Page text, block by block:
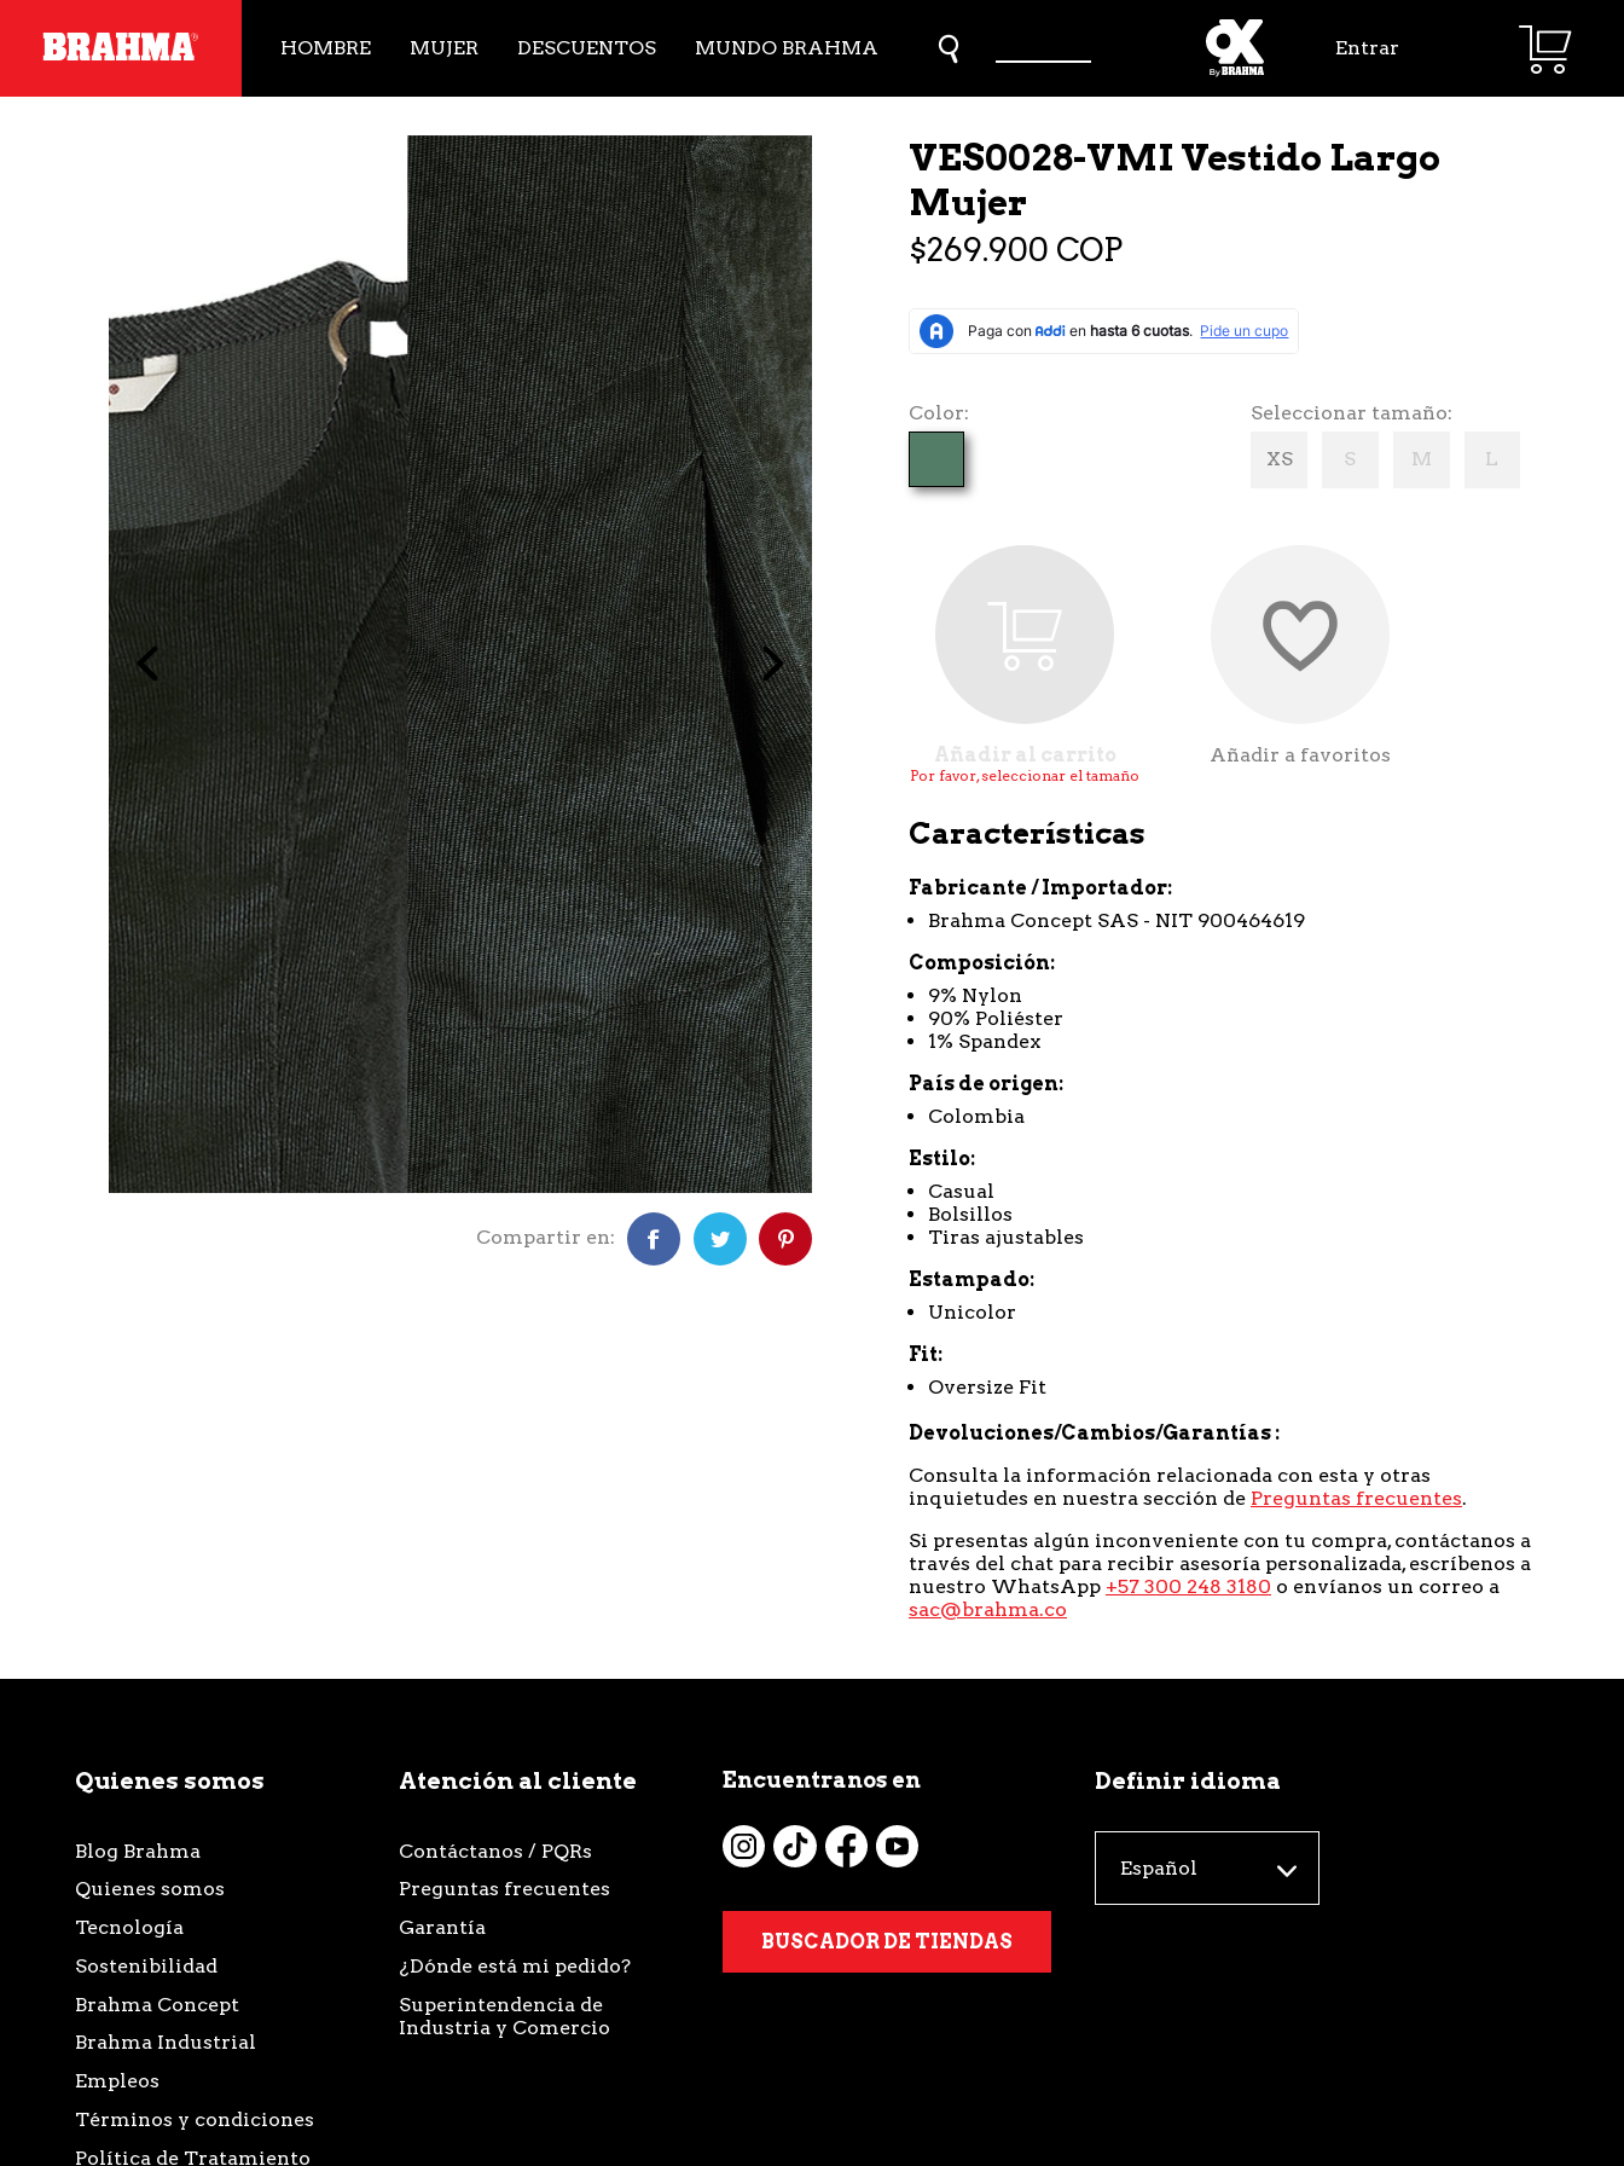
HOMBRE MUJER DESCUENTOS MUNDO BRAHMA Entrar
Next
Compartir en:
VES0028-VMI Vestido Largo
Mujer
$269.900 COP
Color Seleccionar tamaño
XS S M L
Añadir al carrito
Por favor, seleccionar el tamaño
Añadir a favoritos
Características
Fabricante / Importador
Brahma Concept SAS - NIT 900464619
Composición
9% Nylon
90% Poliéster
1% Spandex
País de origen
Colombia
Estilo
Casual
Bolsillos
Tiras ajustables
Estampado
Unicolor
Fit
Oversize Fit
Devoluciones/Cambios/Garantías
Consulta la información relacionada con esta y otras
inquietudes en nuestra sección de Preguntas frecuentes.
Si presentas algún inconveniente con tu compra, contáctanos a
través del chat para recibir asesoría personalizada, escríbenos a
nuestro WhatsApp +57 300 248 3180 o envíanos un correo a
sac@brahma.co
Quienes somos
Blog Brahma
Quienes somos
Tecnología
Sostenibilidad
Brahma Concept
Brahma Industrial
Empleos
Términos y condiciones
Política de Tratamiento
Atención al cliente
Contáctanos / PQRs
Preguntas frecuentes
Garantía
¿Dónde está mi pedido?
Superintendencia de
Industria y Comercio
Encuentranos en
BUSCADOR DE TIENDAS
Definir idioma